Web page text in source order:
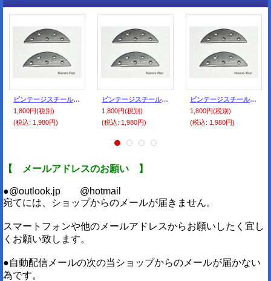
ビンテージスチール ＃60 （5足入り）
1,800円(税別)
(税込: 1,980円)
ビンテージスチール ＃50 （5足入り）
1,800円(税別)
(税込: 1,980円)
ビンテージスチール ＃70 （5足入り）
1,800円(税別)
(税込: 1,980円)
【 メールアドレスのお願い 】
●@outlook.jp @hotmail
宛てには、ショップからのメールが届きません。
スマートフォンや他のメールアドレスからお願いしたく宜し
くお願い致します。
●自動配信メールの次の当ショップからのメールが届かない
為です。